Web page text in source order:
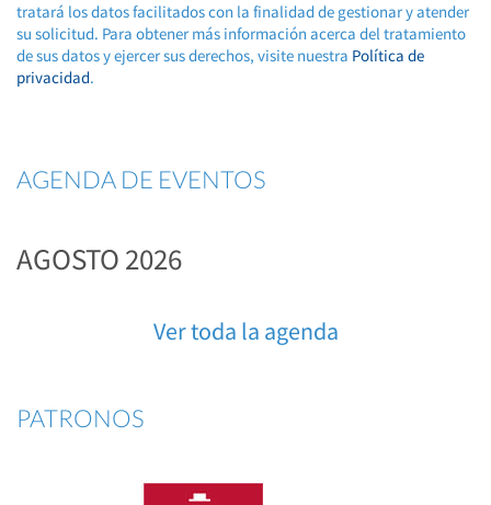
tratará los datos facilitados con la finalidad de gestionar y atender
su solicitud. Para obtener más información acerca del tratamiento
de sus datos y ejercer sus derechos, visite nuestra Política de
privacidad.
AGENDA DE EVENTOS
AGOSTO 2026
Ver toda la agenda
PATRONOS